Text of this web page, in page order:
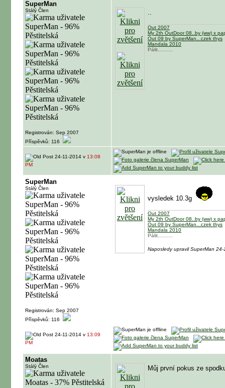
SuperMan
Stálý Člen
Registrován: Sep 2007
Příspěvků: 116
..
Out 2007
My 2th OutDoor 08..by (ww) x
Out 09 by SuperMan...czek thys
Mandala 2010
Pálit..........
24-11-2014 v 13:08
PM
SuperMan
Stálý Člen
Registrován: Sep 2007
Příspěvků: 116
vysledek 10.3g
Out 2007
My 2th OutDoor 08..by (ww) x
Out 09 by SuperMan...czek thys
Mandala 2010
Pálit..........
Naposledy upravil SuperMan
24-11-2014 v 13:09
PM
Moatas
Stálý Člen Můj první pokus ze